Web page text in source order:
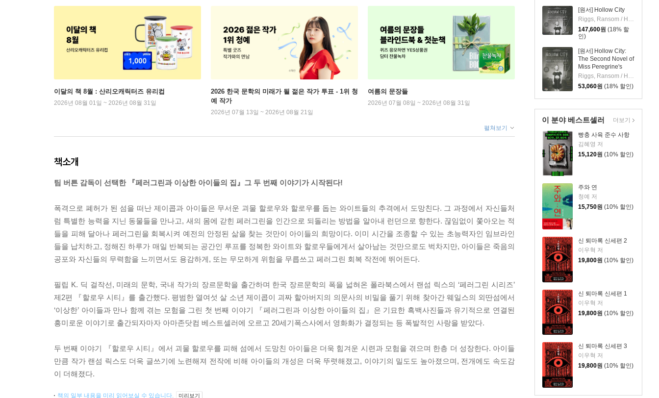
[원서] Hollow City
Riggs, Ransom / Heyborne, Kirby
147,600원 (18% 할
인)
[원서] Hollow City:
The Second Novel of
Miss Peregrine's
Peculiar Children Riggs, Ransom / Heyborne, Kirby
53,060원 (18% 할인)
이 분야 베스트셀러
빵충 사육 준수 사항
김혜영 저
15,120원 (10% 할인)
주와 연
청예 저
15,750원 (10% 할인)
신 퇴마록 신세편 2
이우혁 저
19,800원 (10% 할인)
신 퇴마록 신세편 1
이우혁 저
19,800원 (10% 할인)
신 퇴마록 신세편 3
이우혁 저
19,800원 (10% 할인)
더보기
이달의 책 8월 : 산리오캐릭터즈 유리컵
2026년 08월 01일 ~ 2026년 08월 31일
2026 한국 문학의 미래가 될 젊은 작가 투표 - 1위 청
예 작가
2026년 07월 13일 ~ 2026년 08월 21일
여름의 문장들
2026년 07월 08일 ~ 2026년 08월 31일
펼쳐보기
책소개
팀 버튼 감독이 선택한 『페러그린과 이상한 아이들의 집』그 두 번째 이야기가 시작된다!
폭격으로 폐허가 된 섬을 떠난 제이콥과 아이들은 무서운 괴물 할로우와 할로우를 돕는 와이트들의 추격에서 도망친다. 그 과정에서 자신들처
럼 특별한 능력을 지닌 동물들을 만나고, 새의 몸에 갇힌 페러그린을 인간으로 되돌리는 방법을 알아내 런던으로 향한다. 끊임없이 쫓아오는 적
들을 피해 달아나 페러그린을 회복시켜 예전의 안정된 삶을 찾는 것만이 아이들의 희망이다. 이미 시간을 조종할 수 있는 초능력자인 임브라인
들을 납치하고, 정해진 하루가 매일 반복되는 공간인 루프를 정복한 와이트와 할로우들에게서 살아남는 것만으로도 벅차지만, 아이들은 죽음의
공포와 자신들의 무력함을 느끼면서도 용감하게, 또는 무모하게 위험을 무릅쓰고 페러그린 회복 작전에 뛰어든다.
필립 K. 딕 걸작선, 미래의 문학, 국내 작가의 장르문학을 출간하며 한국 장르문학의 폭을 넓혀온 폴라북스에서 랜섬 릭스의 ‘페러그린 시리즈’
제2편 『할로우 시티』를 출간했다. 평범한 열여섯 살 소년 제이콥이 괴짜 할아버지의 의문사의 비밀을 풀기 위해 찾아간 웨일스의 외딴섬에서
‘이상한’ 아이들과 만나 함께 겪는 모험을 그린 첫 번째 이야기 『페러그린과 이상한 아이들의 집』은 기묘한 흑백사진들과 유기적으로 연결된
흥미로운 이야기로 출간되자마자 아마존닷컴 베스트셀러에 오르고 20세기폭스사에서 영화화가 결정되는 등 폭발적인 사랑을 받았다.
두 번째 이야기 『할로우 시티』에서 괴물 할로우를 피해 섬에서 도망친 아이들은 더욱 힘겨운 시련과 모험을 겪으며 한층 더 성장한다. 아이들
만큼 작가 랜섬 릭스도 더욱 글쓰기에 노련해져 전작에 비해 아이들의 개성은 더욱 뚜렷해졌고, 이야기의 밀도도 높아졌으며, 전개에도 속도감
이 더해졌다.
책의 일부 내용을 미리 읽어보실 수 있습니다. 미리보기